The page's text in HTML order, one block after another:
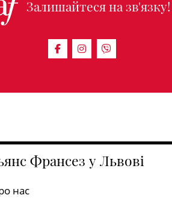
Залишайтеся на зв'язку!
Франсез у Львові
нас